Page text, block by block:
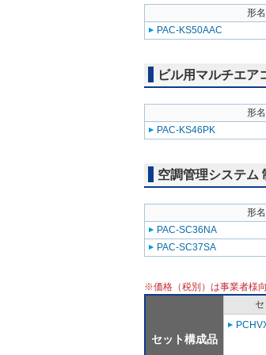
形名
PAC-KS50AAC
ビル用マルチエア
形名
PAC-KS46PK
空調管理システム
形名
PAC-SC36NA
PAC-SC37SA
※価格（税別）は事業者様
セット構成品